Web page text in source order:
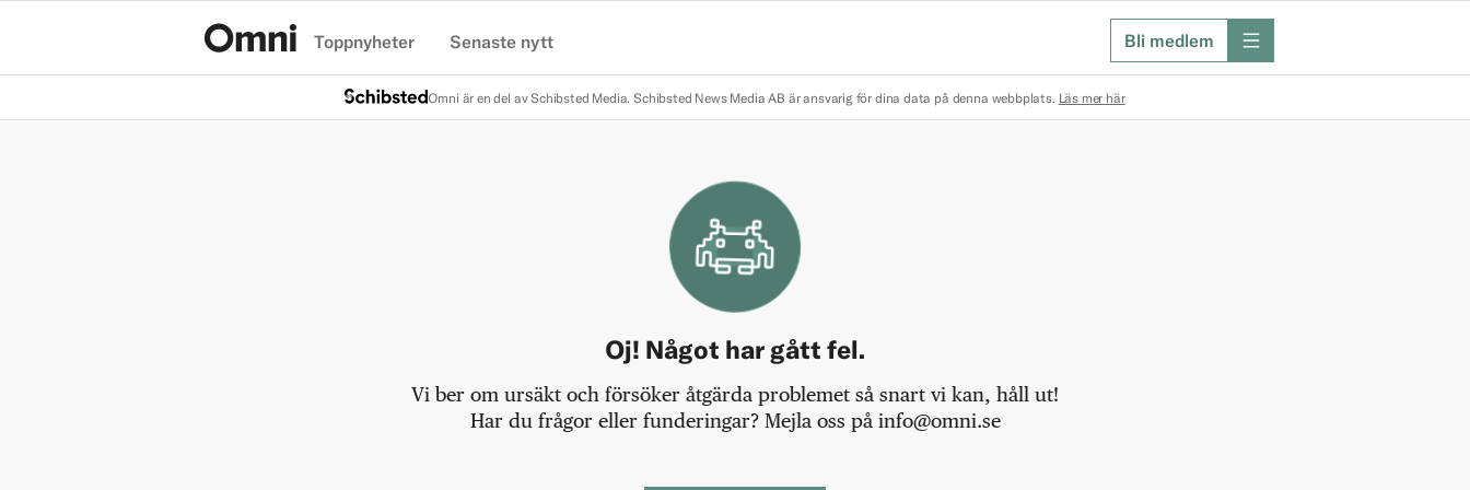
Toppnyheter Senaste nytt Bli medlem meny
Omni är en del av Schibsted Media. Schibsted News Media AB är ansvarig för dina data på denna webbplats. Läs mer här
Oj! Något har gått fel.
Vi ber om ursäkt och försöker åtgärda problemet så snart vi kan, håll ut!
Har du frågor eller funderingar? Mejla oss på info@omni.se